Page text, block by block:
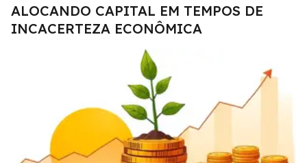
ALOCANDO CAPITAL EM TEMPOS DE
INCACERTEZA ECONÔMICA